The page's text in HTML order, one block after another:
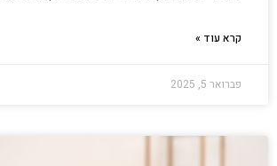
קרא עוד »
פברואר 5, 2025